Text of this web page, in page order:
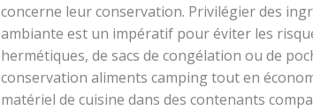
concerne leur conservation. Privilégier des
ambiante est un impératif pour éviter les
hermétiques, de sacs de congélation ou de
conservation aliments camping tout en
matériel de cuisine dans des contenants